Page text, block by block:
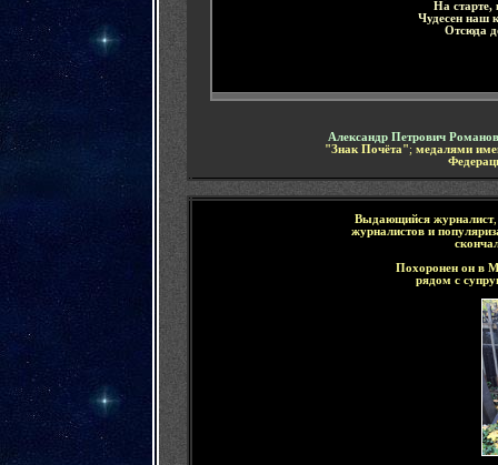
На старте,
Чудесен наш
Отсюда
Александр Петрович Романов
"Знак Почёта"; медалями
Выдающийся журналист
журналистов и
Похоронен он в
рядом с